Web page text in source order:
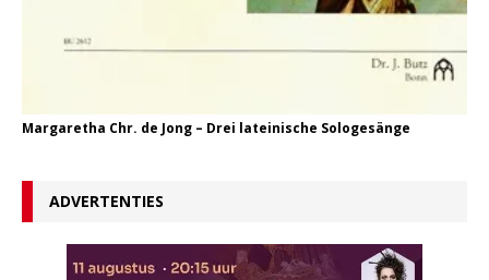
Margaretha Chr. de Jong – Drei lateinische Sologesänge
ADVERTENTIES